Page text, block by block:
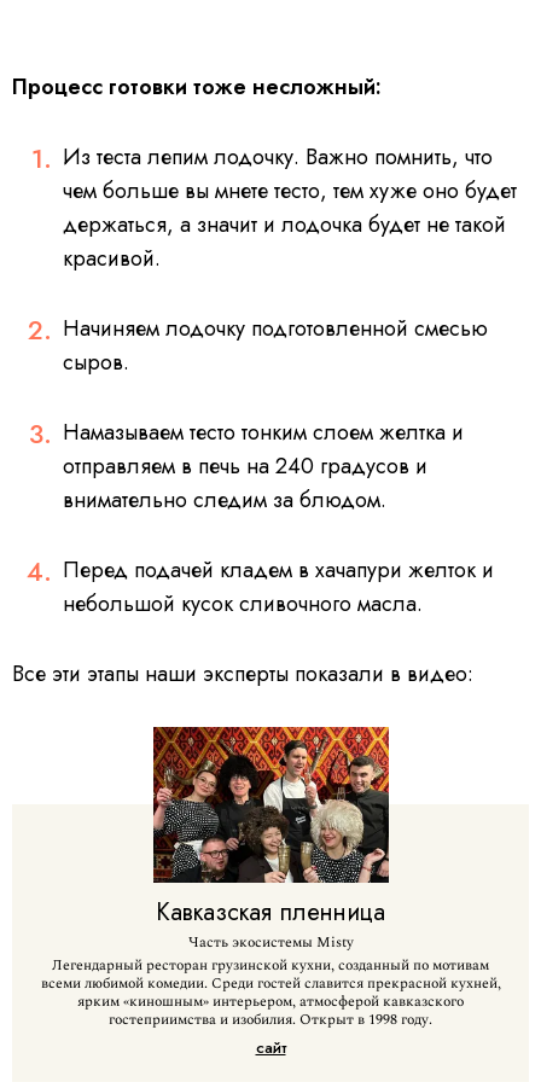
Процесс готовки тоже несложный:
Из теста лепим лодочку. Важно помнить, что
чем больше вы мнете тесто, тем хуже оно будет
держаться, а значит и лодочка будет не такой
красивой.
Начиняем лодочку подготовленной смесью
сыров.
Намазываем тесто тонким слоем желтка и
отправляем в печь на 240 градусов и
внимательно следим за блюдом.
Перед подачей кладем в хачапури желток и
небольшой кусок сливочного масла.
Все эти этапы наши эксперты показали в видео:
Кавказская пленница
Часть экосистемы Misty
Легендарный ресторан грузинской кухни, созданный по мотивам
всеми любимой комедии. Среди гостей славится прекрасной кухней,
ярким «киношным» интерьером, атмосферой кавказского
гостеприимства и изобилия. Открыт в 1998 году.
сайт